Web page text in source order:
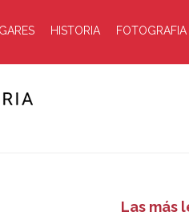
HISTORIA FOTOGRAFIA
Las más